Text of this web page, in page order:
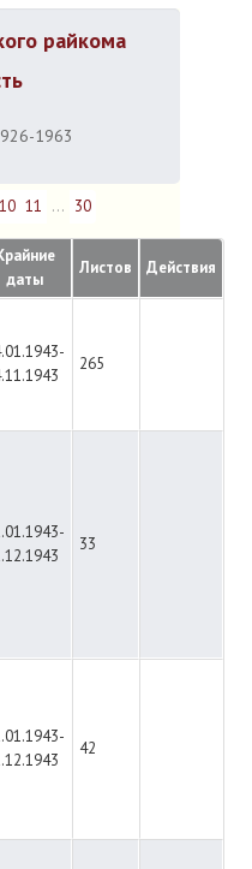
райкома
1963
10 11 ... 30
даты
Листов Действия
265
33
42